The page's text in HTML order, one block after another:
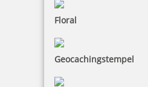
Floral
Geocachingstempel